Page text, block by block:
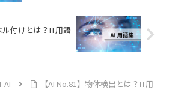
ル付けとは？IT用語
AI
【AI No.81】物体検出とは？IT用